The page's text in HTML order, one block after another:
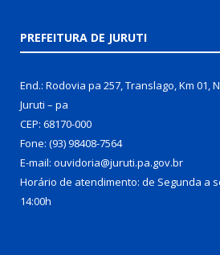
PREFEITURA DE JURUTI
End.: Rodovia pa 257, Translago, Km 01,
Juruti – pa
CEP: 68170-000
Fone: (93) 98408-7564
E-mail: ouvidoria@juruti.pa.gov.br
Horário de atendimento: de Segunda a
14:00h